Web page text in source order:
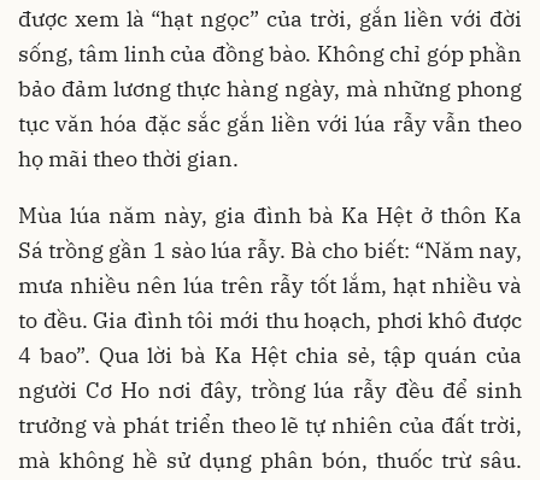
được xem là “hạt ngọc” của trời, gắn liền với đời
sống, tâm linh của đồng bào. Không chỉ góp phần
bảo đảm lương thực hàng ngày, mà những phong
tục văn hóa đặc sắc gắn liền với lúa rẫy vẫn theo
họ mãi theo thời gian.
Mùa lúa năm này, gia đình bà Ka Hệt ở thôn Ka
Sá trồng gần 1 sào lúa rẫy. Bà cho biết: “Năm nay,
mưa nhiều nên lúa trên rẫy tốt lắm, hạt nhiều và
to đều. Gia đình tôi mới thu hoạch, phơi khô được
4 bao”. Qua lời bà Ka Hệt chia sẻ, tập quán của
người Cơ Ho nơi đây, trồng lúa rẫy đều để sinh
trưởng và phát triển theo lẽ tự nhiên của đất trời,
mà không hề sử dụng phân bón, thuốc trừ sâu.